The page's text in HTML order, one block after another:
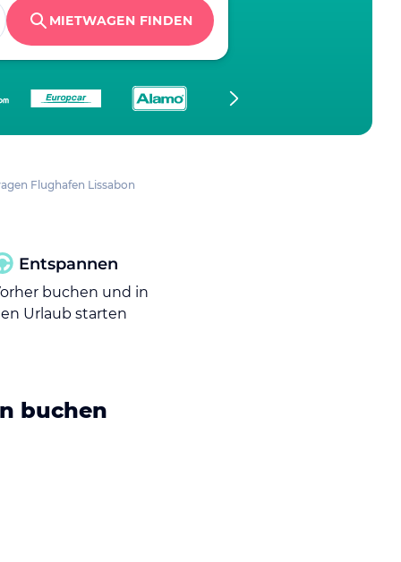
MIETWAGEN FINDEN
Flughafen Lissabon
Entspannen
buchen und in
Urlaub starten
buchen